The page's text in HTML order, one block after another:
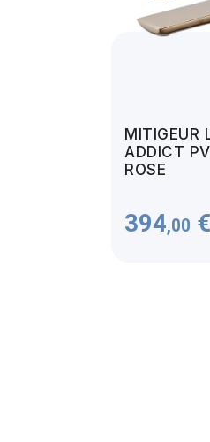
MITIGEUR
ADDICT
ROSE
394,00 €